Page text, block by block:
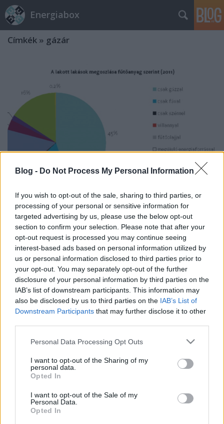
Blog - Do Not Process My Personal Information
If you wish to opt-out of the sale, sharing to third parties, or
processing of your personal or sensitive information for
targeted advertising by us, please use the below opt-out
section to confirm your selection. Please note that after your
opt-out request is processed you may continue seeing
interest-based ads based on personal information utilized by
us or personal information disclosed to third parties prior to
your opt-out. You may separately opt-out of the further
disclosure of your personal information by third parties on the
IAB’s list of downstream participants. This information may
also be disclosed by us to third parties on the IAB’s List of
Downstream Participants that may further disclose it to other
Please note that this website/app uses one or more Google
not limited to your visit or usage behaviour. You may click to
grant or deny consent to Google and its third-party tags to
use your data for below specified purposes in below Google
consent section.
Personal Data Processing Opt Outs
I want to opt-out of the Sharing of my
personal data.
Opted In
I want to opt-out of the Sale of my
Personal Data.
Opted In
Energiabox
Címkék » gázár
Lábjegyzet a rezsicsökkentéshez
Fülöp Orsolya•2013. március 28.
Szerző: Fülöp OrsolyaA népszámlálás friss adatai
szerint a 3,9 millió magyarországi lakott lakás 18%-
ában csak tűzifával, 15%-ában gázzal és fával,
további 3%-ában pedig szénnel és fával fűtenek.
Vagyis a lakások több mint egyharmadában
használnak tűzifát fűtési célból, ami több mint 1,4
millió…
A gázárkérdés a médiában
energiabox•2011. január 11.
Szerző: Perger AndrásÉrdekes hullámokat keltett a
csütörtökön megjelent, az új, a január 1-jétől